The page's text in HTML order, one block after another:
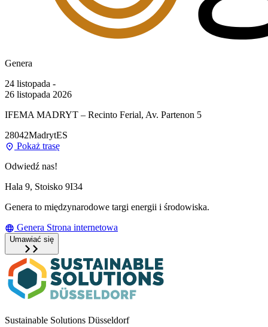
Genera
24 listopada -
26 listopada 2026
IFEMA MADRYT – Recinto Ferial, Av. Partenon 5
28042MadrytES
Pokaż trasę
Odwiedź nas!
Hala 9, Stoisko 9I34
Genera to międzynarodowe targi energii i środowiska.
Genera Strona internetowa
Umawiać się
Sustainable Solutions Düsseldorf